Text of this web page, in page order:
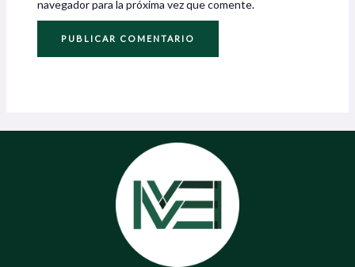
navegador para la próxima vez que comente.